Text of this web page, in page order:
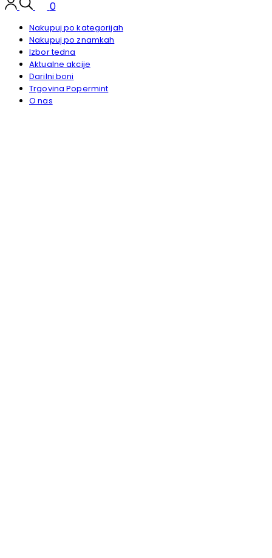
0
Nakupuj po kategorijah
Nakupuj po znamkah
Izbor tedna
Aktualne akcije
Darilni boni
Trgovina Popermint
O nas